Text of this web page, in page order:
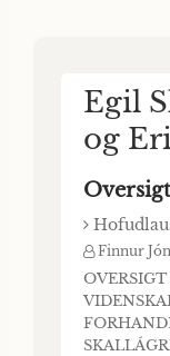
Egil
og
Finnur